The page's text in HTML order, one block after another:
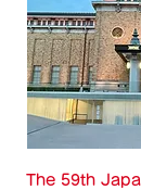
The 59th